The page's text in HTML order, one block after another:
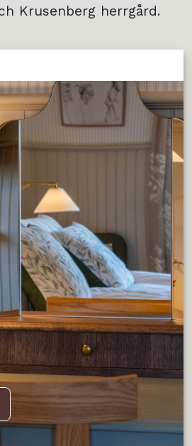
Krusenberg herrgård.